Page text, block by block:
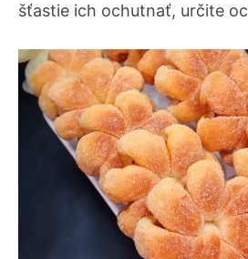
šťastie ich ochutnať, určite